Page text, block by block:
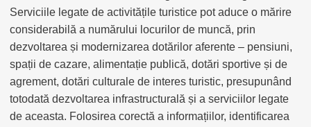
Serviciile legate de activitățile turistice pot aduce o mărire
considerabilă a numărului locurilor de muncă, prin
dezvoltarea și modernizarea dotărilor aferente – pensiuni,
spații de cazare, alimentație publică, dotări sportive și de
agrement, dotări culturale de interes turistic, presupunând
totodată dezvoltarea infrastructurală și a serviciilor legate
de aceasta. Folosirea corectă a informațiilor, identificarea